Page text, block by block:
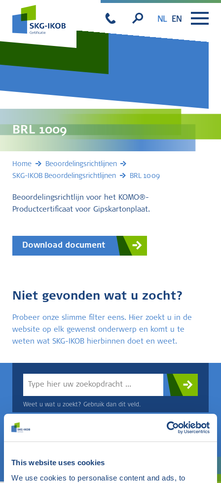
This website uses cookies
We use cookies to personalise content and ads, to
NL EN
BRL 1009
Home
Beoordelingsrichtlijnen
SKG-IKOB Beoordelingsrichtlijnen
BRL 1009
Beoordelingsrichtlijn voor het KOMO®-
Productcertificaat voor Gipskartonplaat.
Download document
Niet gevonden wat u zocht?
Probeer onze slimme filter eens. Hier zoekt u in de
website op elk gewenst onderwerp en komt u te
weten wat SKG-IKOB hierbinnen doet en weet.
Weet u wat u zoekt? Gebruik dan dit veld.
Bent u oriënterend? Gebruik dan onze filter.